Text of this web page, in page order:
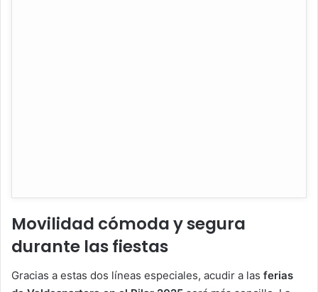
Movilidad cómoda y segura
durante las fiestas
Gracias a estas dos líneas especiales, acudir a las ferias